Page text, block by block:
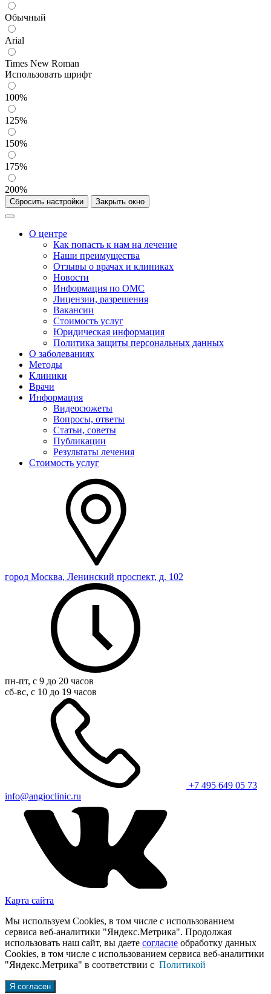
Обычный
Arial
Times New Roman
Использовать шрифт
100%
125%
150%
175%
200%
Сбросить настройки Закрыть окно
О центре
Как попасть к нам на лечение
Наши преимущества
Отзывы о врачах и клиниках
Новости
Информация по ОМС
Лицензии, разрешения
Вакансии
Стоимость услуг
Юридическая информация
Политика защиты персональных данных
О заболеваниях
Методы
Клиники
Врачи
Информация
Видеосюжеты
Вопросы, ответы
Статьи, советы
Публикации
Результаты лечения
Стоимость услуг
город Москва, Ленинский проспект, д. 102
пн-пт, с 9 до 20 часов
сб-вс, с 10 до 19 часов
+7 495 649 05 73
info@angioclinic.ru
Карта сайта
Мы используем Cookies, в том числе с использованием
сервиса веб-аналитики "Яндекс.Метрика". Продолжая
использовать наш сайт, вы даете согласие обработку данных
Cookies, в том числе с использованием сервиса веб-аналитики
"Яндекс.Метрика" в соответствии с Политикой
Я согласен